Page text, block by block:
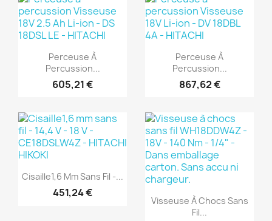
Aperçu rapide
Perceuse À
Percussion...
605,21 €
(1)
Aperçu rapide
Perceuse À
Percussion...
867,62 €
Aperçu rapide
Cisaille1,6 Mm Sans Fil -...
451,24 € Aperçu rapide
Visseuse À Chocs Sans
Fil...